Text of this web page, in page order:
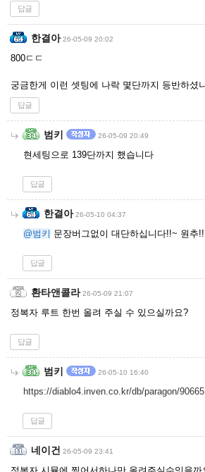
답글
한결아 26-05-09 20:02
800ㄷㄷ
궁금한게 이런 셋팅에 나락 몇단까지 등반하셨
답글
범키 26-05-09 20:49
현세팅으로 139단까지 했습니다
답글
한결아 26-05-10 04:37
@범키 문장버그없이 대단하십니다!!~ 원추!!
답글
환타앤콜라 26-05-09 21:07
정복자 루트 한번 올려 주실 수 있으실까요?
답글
범키 26-05-10 16:40
https://diablo4.inven.co.kr/db/paragon/90665
답글
네이건 26-05-09 23:41